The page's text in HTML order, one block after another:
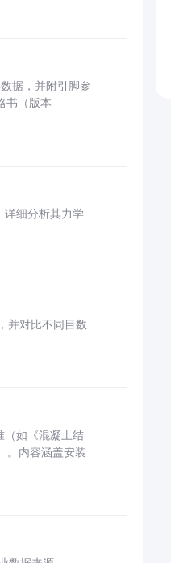
据，并附引脚参
书（版本
详细分析其力学
并对比不同目数
（如《混凝土结
。内容涵盖安装